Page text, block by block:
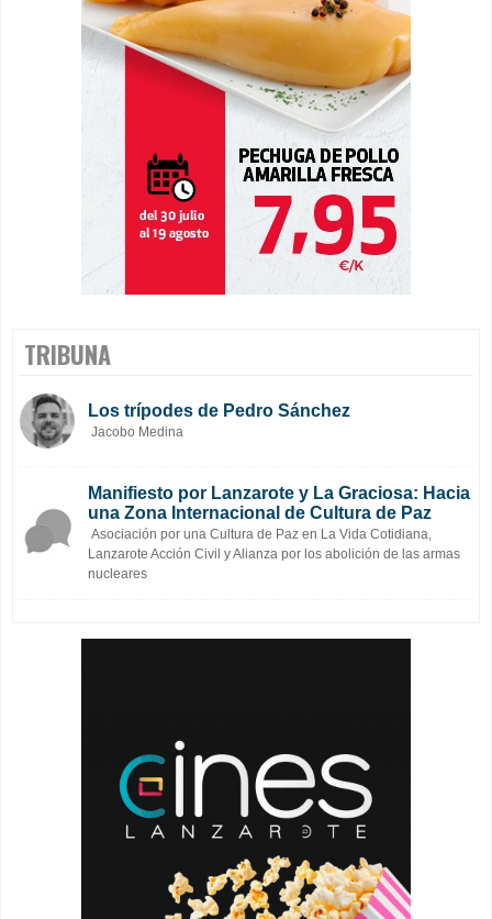
TRIBUNA
Los trípodes de Pedro Sánchez
Jacobo Medina
Manifiesto por Lanzarote y La Graciosa: Hacia
una Zona Internacional de Cultura de Paz
Asociación por una Cultura de Paz en La Vida Cotidiana,
Lanzarote Acción Civil y Alianza por los abolición de las armas
nucleares